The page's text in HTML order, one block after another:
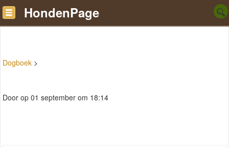
HondenPage
Dogboek >
Door op 01 september om 18:14